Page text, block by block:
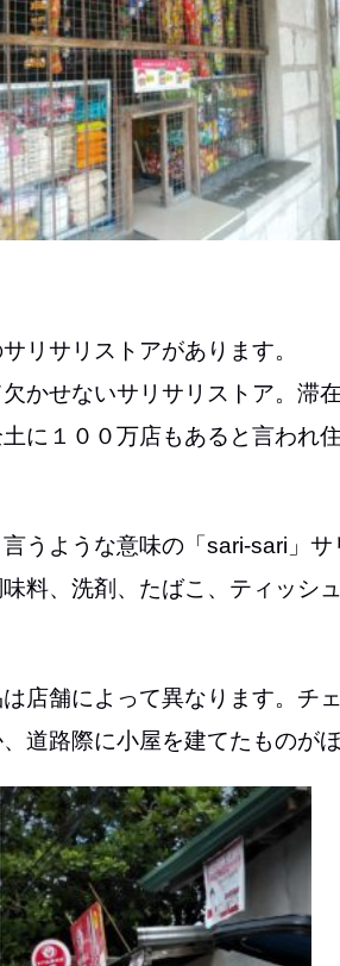
リサリストアがあります。
かせないサリサリストア。滞
に１００万店もあると言われ
うような意味の「sari-sari」
料、洗剤、たばこ、ティッシ
店舗によって異なります。チ
道路際に小屋を建てたものがほ